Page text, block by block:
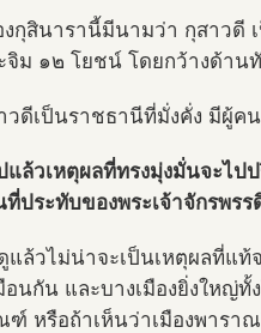
งกุสินารานี้มีนามว่า กุสาวดี
จิม ๑๒ โยชน์ โดยกว้างด้า
วดีเป็นราชธานีที่มั่งคั่ง มีผู้
แล้วเหตุผลที่ทรงมุ่งมั่นจะไป
ที่ประทับของพระเจ้าจักรพรร
แล้วไม่น่าจะเป็นเหตุผลที่แท้
อนกัน และบางเมืองยิ่งใหญ่
ฑ์ หรือถ้าเห็นว่าเมืองพารา